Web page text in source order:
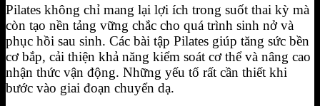
Pilates không chỉ mang lại lợi ích trong suốt thai kỳ mà
còn tạo nền tảng vững chắc cho quá trình sinh nở và
phục hồi sau sinh. Các bài tập Pilates giúp tăng sức bền
cơ bắp, cải thiện khả năng kiểm soát cơ thể và nâng cao
nhận thức vận động. Những yếu tố rất cần thiết khi
bước vào giai đoạn chuyển dạ.